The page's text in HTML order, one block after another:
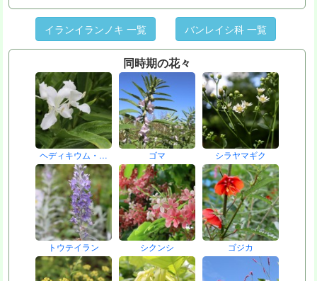
イランイランノキ 一覧 バンレイシ科 一覧
同時期の花々
ヘディキウム・… ゴマ シラヤマギク
トウテイラン シクンシ ゴジカ